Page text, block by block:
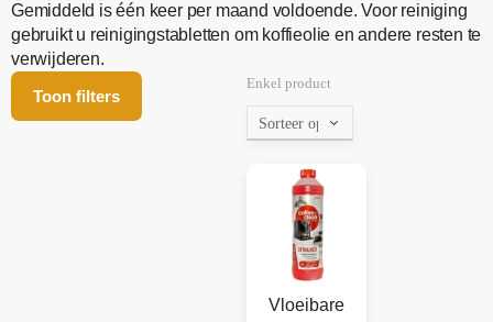
Gemiddeld is één keer per maand voldoende. Voor reiniging
gebruikt u reinigingstabletten om koffieolie en andere resten te
verwijderen.
Toon filters
Enkel product
Vloeibare